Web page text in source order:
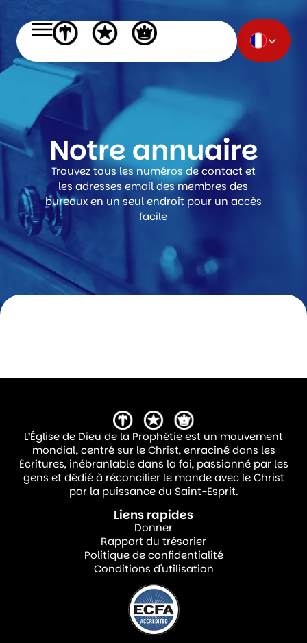
Notre annuaire
Trouvez tous les numéros de contact et
les adresses email des membres des
bureaux en un seul endroit pour un accès
facile
L’Église de Dieu de la Prophétie est un mouvement
mondial, centré sur le Christ, enraciné dans les
Écritures, inébranlable dans la foi, passionné par les
gens et dédié à réconcilier le monde avec le Christ
par la puissance du Saint-Esprit.
Liens rapides
Donner
Rapport du trésorier
Politique de confidentialité
Conditions d'utilisation